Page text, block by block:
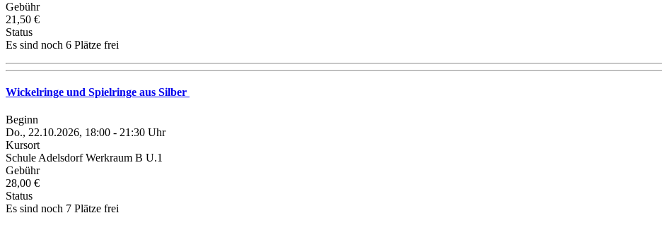
Gebühr
21,50 €
Status
Es sind noch 6 Plätze frei
Wickelringe und Spielringe aus Silber
Beginn
Do., 22.10.2026, 18:00 - 21:30 Uhr
Kursort
Schule Adelsdorf Werkraum B U.1
Gebühr
28,00 €
Status
Es sind noch 7 Plätze frei